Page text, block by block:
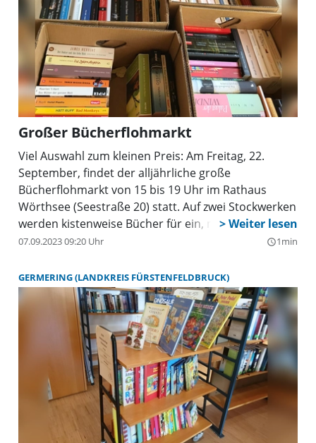
Großer Bücherflohmarkt
Viel Auswahl zum kleinen Preis: Am Freitag, 22.
September, findet der alljährliche große
Bücherflohmarkt von 15 bis 19 Uhr im Rathaus
Wörthsee (Seestraße 20) statt. Auf zwei Stockwerken
werden kistenweise Bücher für ein, maximal zwei
Euro angeboten. Der Erlös kommt dem Kinder- und
Die Gemeindebücherei veranstaltet regelmäßig
Lesungen, Workshops und Ausflüge für Kinder und
Jugendliche, damit sie die Welt des Lesens und der
Literatur unterhaltsam erfahren und der Ort der
Bücherei ein selbstverständlicher kultureller
Treffpunkt wird. Bis zum 22. September werden für
den Flohmarkt auch gerne Bücherspenden zu den
Öffnungszeiten der Bücherei entgegengenommen.
07.09.2023 09:20 Uhr query_builder1min
GERMERING (LANDKREIS FÜRSTENFELDBRUCK)